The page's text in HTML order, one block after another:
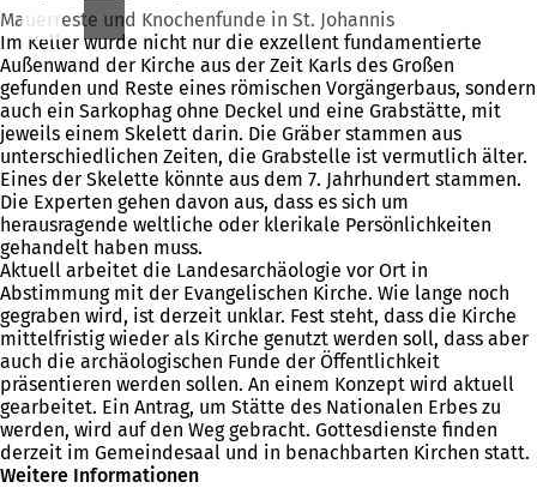
Mauerreste und Knochenfunde in St. Johannis
Im Keller wurde nicht nur die exzellent fundamentierte
Außenwand der Kirche aus der Zeit Karls des Großen
gefunden und Reste eines römischen Vorgängerbaus, sondern
auch ein Sarkophag ohne Deckel und eine Grabstätte, mit
jeweils einem Skelett darin. Die Gräber stammen aus
unterschiedlichen Zeiten, die Grabstelle ist vermutlich älter.
Eines der Skelette könnte aus dem 7. Jahrhundert stammen.
Die Experten gehen davon aus, dass es sich um
herausragende weltliche oder klerikale Persönlichkeiten
gehandelt haben muss.
Aktuell arbeitet die Landesarchäologie vor Ort in
Abstimmung mit der Evangelischen Kirche. Wie lange noch
gegraben wird, ist derzeit unklar. Fest steht, dass die Kirche
mittelfristig wieder als Kirche genutzt werden soll, dass aber
auch die archäologischen Funde der Öffentlichkeit
präsentieren werden sollen. An einem Konzept wird aktuell
gearbeitet. Ein Antrag, um Stätte des Nationalen Erbes zu
werden, wird auf den Weg gebracht. Gottesdienste finden
derzeit im Gemeindesaal und in benachbarten Kirchen statt.
Weitere Informationen